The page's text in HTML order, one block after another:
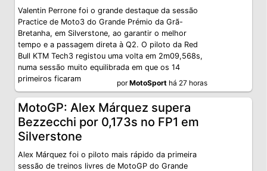
Valentin Perrone foi o grande destaque da sessão
Practice de Moto3 do Grande Prémio da Grã-
Bretanha, em Silverstone, ao garantir o melhor
tempo e a passagem direta à Q2. O piloto da Red
Bull KTM Tech3 registou uma volta em 2m09,568s,
numa sessão muito equilibrada em que os 14
primeiros ficaram
porMotoSport há 27 horas
MotoGP: Alex Márquez supera
Bezzecchi por 0,173s no FP1 em
Silverstone
Alex Márquez foi o piloto mais rápido da primeira
sessão de treinos livres de MotoGP do Grande